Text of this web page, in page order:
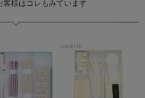
客様はコレもみています